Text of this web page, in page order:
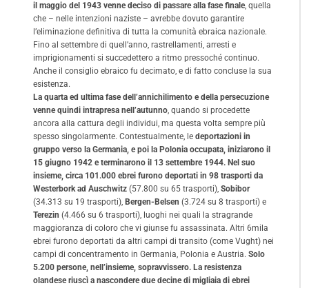
il maggio del 1943 venne deciso di passare alla fase finale, quella
che – nelle intenzioni naziste – avrebbe dovuto garantire
l’eliminazione definitiva di tutta la comunità ebraica nazionale.
Fino al settembre di quell’anno, rastrellamenti, arresti e
imprigionamenti si succedettero a ritmo pressoché continuo.
Anche il consiglio ebraico fu decimato, e di fatto concluse la sua
esistenza.
La quarta ed ultima fase dell’annichilimento e della persecuzione
venne quindi intrapresa nell’autunno, quando si procedette
ancora alla cattura degli individui, ma questa volta sempre più
spesso singolarmente. Contestualmente, le deportazioni in
gruppo verso la Germania, e poi la Polonia occupata, iniziarono il
15 giugno 1942 e terminarono il 13 settembre 1944. Nel suo
insieme, circa 101.000 ebrei furono deportati in 98 trasporti da
Westerbork ad Auschwitz (57.800 su 65 trasporti), Sobibor
(34.313 su 19 trasporti), Bergen-Belsen (3.724 su 8 trasporti) e
Terezin (4.466 su 6 trasporti), luoghi nei quali la stragrande
maggioranza di coloro che vi giunse fu assassinata. Altri 6mila
ebrei furono deportati da altri campi di transito (come Vught) nei
campi di concentramento in Germania, Polonia e Austria. Solo
5.200 persone, nell’insieme, sopravvissero. La resistenza
olandese riuscì a nascondere due decine di migliaia di ebrei